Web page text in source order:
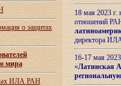
о защитах
мира
ИЛА РАН
18 мая 2023
отношений
директора
16-17 мая
«Латинская